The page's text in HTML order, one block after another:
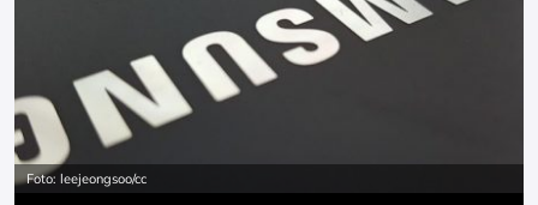
Foto: leejeongsoo/cc